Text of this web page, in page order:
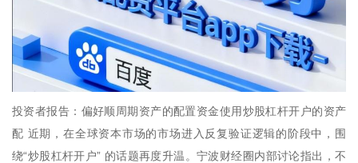
投资者报告：偏好顺周期资产的配置资金使用炒股杠杆开户的资产
配 近期，在全球资本市场的市场进入反复验证逻辑的阶段中，围
绕“炒股杠杆开户” 的话题再度升温。宁波财经圈内部讨论指出，不